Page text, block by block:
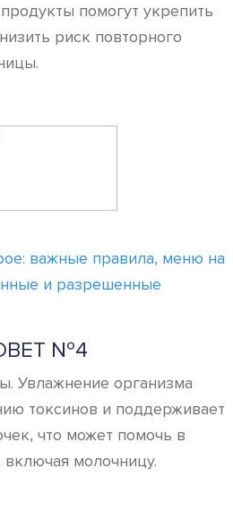
помогут укрепить
риск повторного
важные правила, меню на
и разрешенные
№4
Увлажнение организма
токсинов и поддерживает
что может помочь в
молочницу.